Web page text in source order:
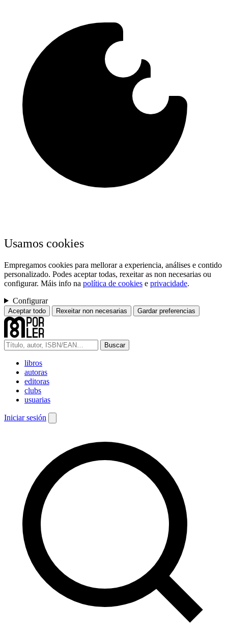
Usamos cookies
Empregamos cookies para mellorar a experiencia, análises e contido
personalizado. Podes aceptar todas, rexeitar as non necesarias ou
configurar. Máis info na política de cookies e privacidade.
Configurar
Aceptar todo Rexeitar non necesarias Gardar preferencias
Buscar
libros
autoras
editoras
clubs
usuarias
Iniciar sesión